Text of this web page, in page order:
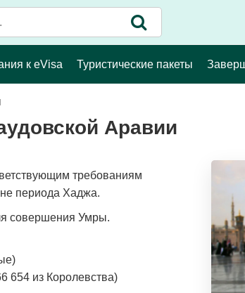
к eVisa Туристические пакеты
Аравии
требованиям
периода Хаджа.
совершения Умры.
654 из Королевства)